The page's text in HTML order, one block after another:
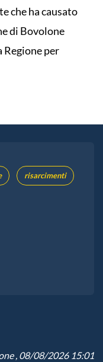
che ha causato
di Bovolone
Regione per
risarcimenti
, 08/08/2026 15:01